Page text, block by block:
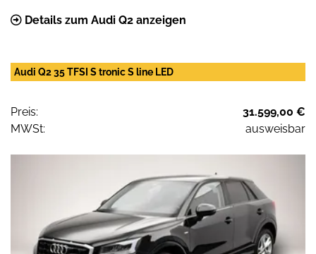
Details zum Audi Q2 anzeigen
Audi Q2 35 TFSI S tronic S line LED
Preis:
31.599,00 €
MWSt:
ausweisbar